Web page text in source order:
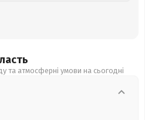
та атмосферні умови на сьогодні